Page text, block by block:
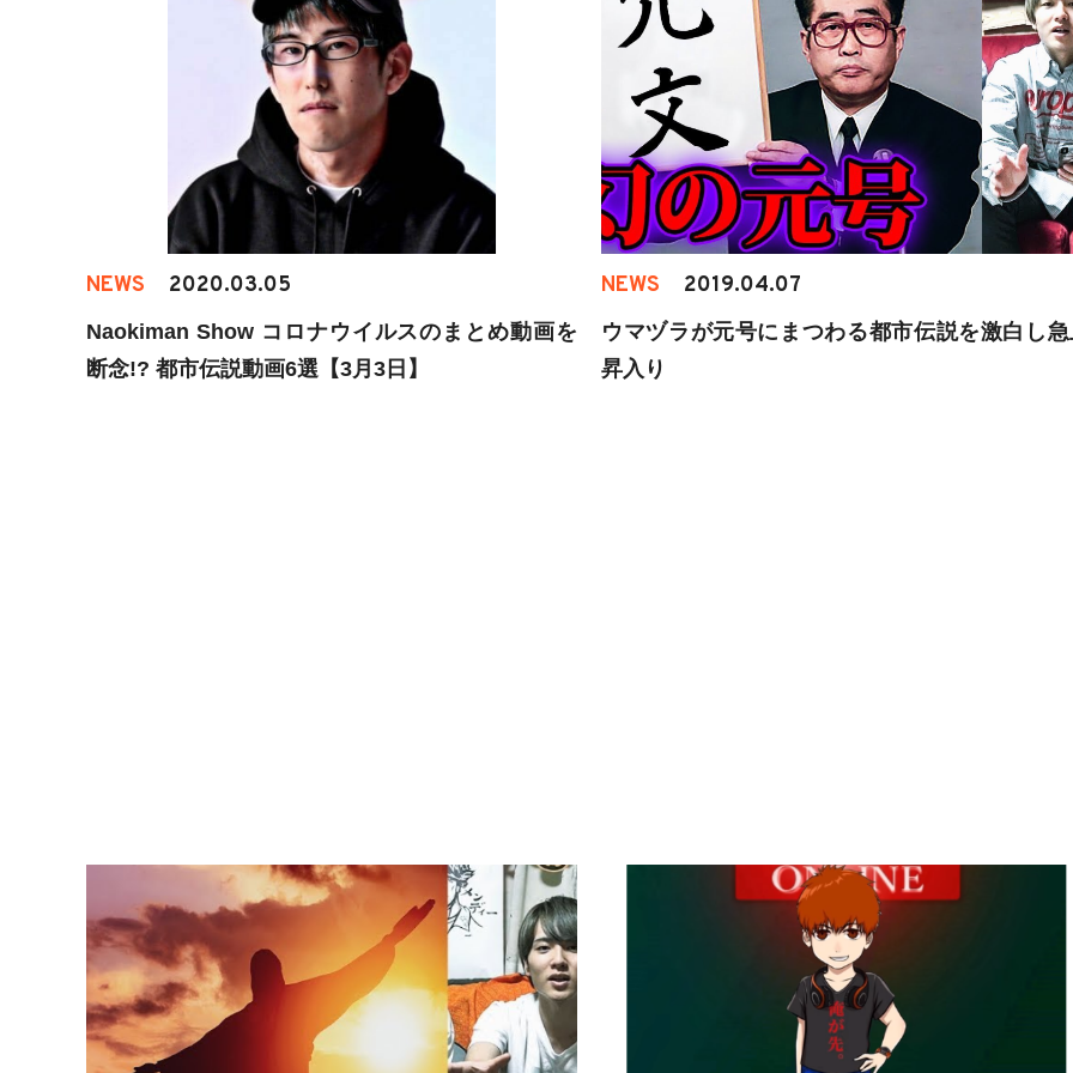
NEWS 2020.03.05
Naokiman Show コロナウイルスのまとめ動画を
断念!? 都市伝説動画6選【3月3日】
NEWS 2019.04.07
ウマヅラが元号にまつわる都市伝説を激白し
昇入り